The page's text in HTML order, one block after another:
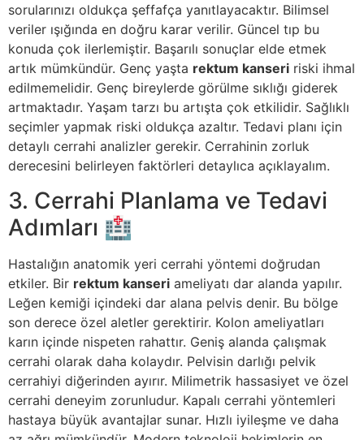
sorularınızı oldukça şeffafça yanıtlayacaktır. Bilimsel
veriler ışığında en doğru karar verilir. Güncel tıp bu
konuda çok ilerlemiştir. Başarılı sonuçlar elde etmek
artık mümkündür. Genç yaşta rektum kanseri riski ihmal
edilmemelidir. Genç bireylerde görülme sıklığı giderek
artmaktadır. Yaşam tarzı bu artışta çok etkilidir. Sağlıklı
seçimler yapmak riski oldukça azaltır. Tedavi planı için
detaylı cerrahi analizler gerekir. Cerrahinin zorluk
derecesini belirleyen faktörleri detaylıca açıklayalım.
3. Cerrahi Planlama ve Tedavi
Adımları 🏥
Hastalığın anatomik yeri cerrahi yöntemi doğrudan
etkiler. Bir rektum kanseri ameliyatı dar alanda yapılır.
Leğen kemiği içindeki dar alana pelvis denir. Bu bölge
son derece özel aletler gerektirir. Kolon ameliyatları
karın içinde nispeten rahattır. Geniş alanda çalışmak
cerrahi olarak daha kolaydır. Pelvisin darlığı pelvik
cerrahiyi diğerinden ayırır. Milimetrik hassasiyet ve özel
cerrahi deneyim zorunludur. Kapalı cerrahi yöntemleri
hastaya büyük avantajlar sunar. Hızlı iyileşme ve daha